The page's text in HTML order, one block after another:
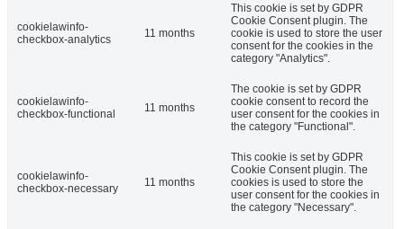
cookielawinfo-
checkbox-analytics
11 months
This cookie is set by GDPR
Cookie Consent plugin. The
cookie is used to store the user
consent for the cookies in the
category "Analytics".
cookielawinfo-
checkbox-functional
11 months
The cookie is set by GDPR
cookie consent to record the
user consent for the cookies in
the category "Functional".
cookielawinfo-
checkbox-necessary
11 months
This cookie is set by GDPR
Cookie Consent plugin. The
cookies is used to store the
user consent for the cookies in
the category "Necessary".